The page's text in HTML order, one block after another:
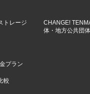
トレージ
プラン
較
CHANGE!
体・地方公共団